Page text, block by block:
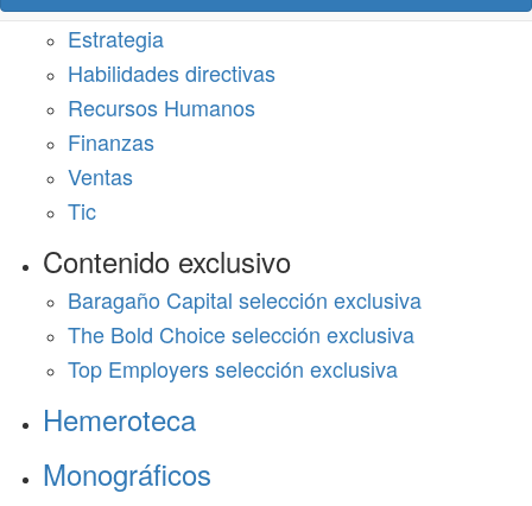
Estrategia
Habilidades directivas
Recursos Humanos
Finanzas
Ventas
Tic
Contenido exclusivo
Baragaño Capital selección exclusiva
The Bold Choice selección exclusiva
Top Employers selección exclusiva
Hemeroteca
Monográficos